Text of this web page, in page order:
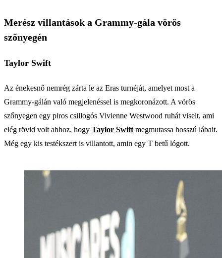
Merész villantások a Grammy-gála vörös
szőnyegén
Taylor Swift
Az énekesnő nemrég zárta le az Eras turnéját, amelyet most a
Grammy-gálán való megjelenéssel is megkoronázott. A vörös
szőnyegen egy piros csillogós Vivienne Westwood ruhát viselt, ami
elég rövid volt ahhoz, hogy Taylor Swift megmutassa hosszú lábait.
Még egy kis testékszert is villantott, amin egy T betű lógott.